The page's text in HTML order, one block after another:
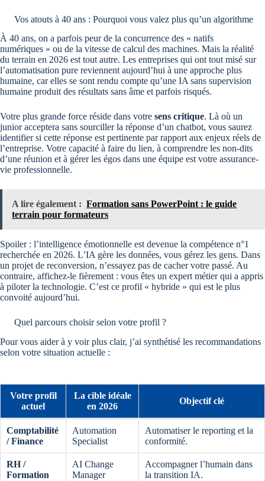
Vos atouts à 40 ans : Pourquoi vous valez plus qu’un algorithme
À 40 ans, on a parfois peur de la concurrence des « natifs
numériques » ou de la vitesse de calcul des machines. Mais la réalité
du terrain en 2026 est tout autre. Les entreprises qui ont tout misé sur
l’automatisation pure reviennent aujourd’hui à une approche plus
humaine, car elles se sont rendu compte qu’une IA sans supervision
humaine produit des résultats sans âme et parfois risqués.
Votre plus grande force réside dans votre sens critique. Là où un
junior acceptera sans sourciller la réponse d’un chatbot, vous saurez
identifier si cette réponse est pertinente par rapport aux enjeux réels de
l’entreprise. Votre capacité à faire du lien, à comprendre les non-dits
d’une réunion et à gérer les égos dans une équipe est votre assurance-
vie professionnelle.
A lire également : Formation sans PowerPoint : le guide
terrain pour formateurs
Spoiler : l’intelligence émotionnelle est devenue la compétence n°1
recherchée en 2026. L’IA gère les données, vous gérez les gens. Dans
un projet de reconversion, n’essayez pas de cacher votre passé. Au
contraire, affichez-le fièrement : vous êtes un expert métier qui a appris
à piloter la technologie. C’est ce profil « hybride » qui est le plus
convoité aujourd’hui.
Quel parcours choisir selon votre profil ?
Pour vous aider à y voir plus clair, j’ai synthétisé les recommandations
selon votre situation actuelle :
Votre profil
actuel
La cible idéale
en 2026
Objectif clé
Comptabilité
/ Finance
Automation
Specialist
Automatiser le reporting et la
conformité.
RH /
Formation
AI Change
Manager
Accompagner l’humain dans
la transition IA.